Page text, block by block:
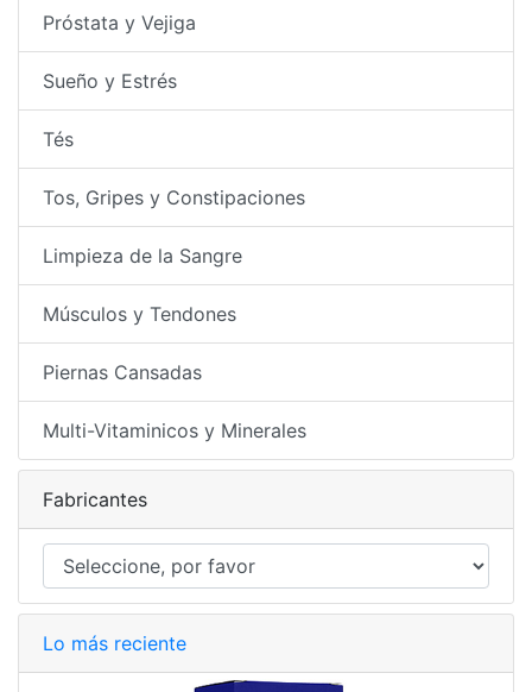
Próstata y Vejiga
Sueño y Estrés
Tés
Tos, Gripes y Constipaciones
Limpieza de la Sangre
Músculos y Tendones
Piernas Cansadas
Multi-Vitaminicos y Minerales
Fabricantes
Lo más reciente